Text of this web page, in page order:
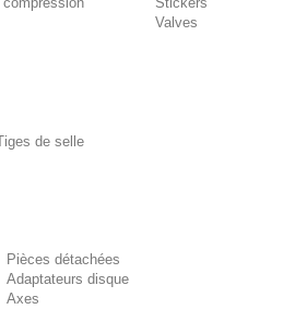
Valves
de selle
Pièces détachées
Adaptateurs disque
Axes